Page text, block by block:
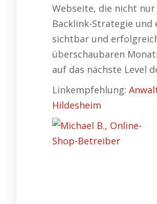
Webseite, die nicht
Backlink-Strategie
sichtbar und
überschaubaren
auf das nächste Level
Linkempfehlung:
Hildesheim